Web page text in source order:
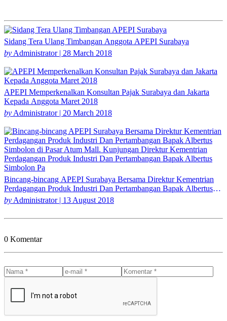
Sidang Tera Ulang Timbangan Anggota APEPI Surabaya
byAdministrator | 28 March 2018
APEPI Memperkenalkan Konsultan Pajak Surabaya dan Jakarta
Kepada Anggota Maret 2018
byAdministrator | 20 March 2018
Bincang-bincang APEPI Surabaya Bersama Direktur Kementrian
Perdagangan Produk Industri Dan Pertambangan Bapak Albertus
Simbolon
byAdministrator | 13 August 2018
0 Komentar